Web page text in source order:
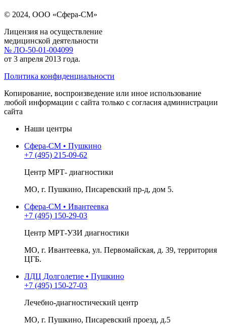
© 2024, ООО «Сфера-СМ»
Лицензия на осуществление
медицинской деятельности
№ ЛО-50-01-004099
от 3 апреля 2013 года.
Политика конфиденциальности
Копирование, воспроизведение или иное использование
любой информации с сайта только с согласия администрации
сайта
Наши центры
Сфера-СМ • Пушкино
+7 (495) 215-09-62
Центр МРТ- диагностики
МО, г. Пушкино, Писаревский пр-д, дом 5.
Сфера-СМ • Ивантеевка
+7 (495) 150-29-03
Центр МРТ-УЗИ диагностики
МО, г. Ивантеевка, ул. Первомайская, д. 39, территория
ЦГБ.
ЛДЦ Долголетие • Пушкино
+7 (495) 150-27-03
Лечебно-диагностический центр
МО, г. Пушкино, Писаревский проезд, д.5